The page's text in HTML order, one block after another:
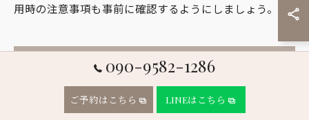
用時の注意事項も事前に確認するようにしましょう。
プレゼントやブライダルに最適な益
城でのフェイシャルエステ活用法
090-9582-1286
ご予約はこちら LINEはこちら